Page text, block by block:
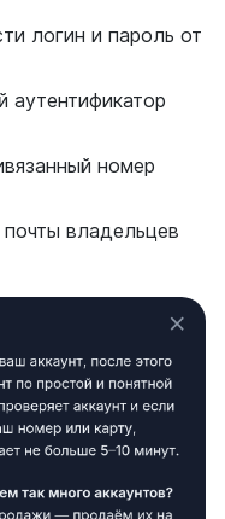
логин и пароль от
аутентификатор
номер
владельцев